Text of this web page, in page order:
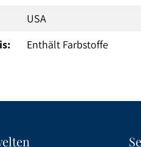
USA
Enthält Farbstoffe